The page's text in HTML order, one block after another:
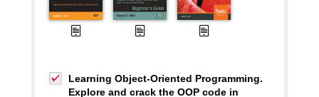
Learning Object-Oriented Programming.
Explore and crack the OOP code in